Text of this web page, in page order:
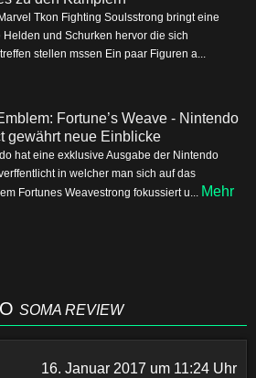
Tkon Fighting Soulsstrong bringt eine
Helden und Schurken hervor die sich
stellen mssen Ein paar Figuren a...
Fortune’s Weave - Nintendo
gewährt neue Einblicke
hat eine exklusive Ausgabe der Nintendo
in welcher man sich auf das
Fortunes Weavestrong fokussiert u... Mehr
SOMA REVIEW
16. Januar 2017 um 11:24 Uhr